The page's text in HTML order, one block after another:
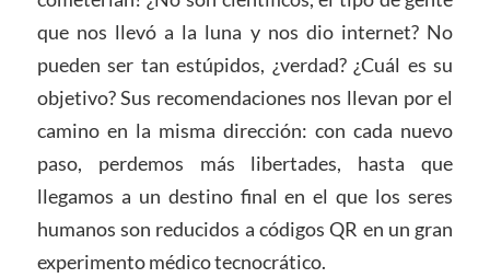
que nos llevó a la luna y nos dio internet? No
pueden ser tan estúpidos, ¿verdad? ¿Cuál es su
objetivo? Sus recomendaciones nos llevan por el
camino en la misma dirección: con cada nuevo
paso, perdemos más libertades, hasta que
llegamos a un destino final en el que los seres
humanos son reducidos a códigos QR en un gran
experimento médico tecnocrático.